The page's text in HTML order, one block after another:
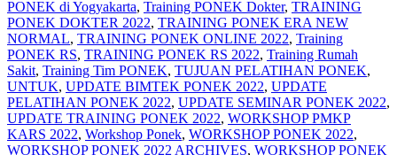
PONEK di Yogyakarta, Training PONEK Dokter, TRAINING
PONEK DOKTER 2022, TRAINING PONEK ERA NEW
NORMAL, TRAINING PONEK ONLINE 2022, Training
PONEK RS, TRAINING PONEK RS 2022, Training Rumah
Sakit, Training Tim PONEK, TUJUAN PELATIHAN PONEK,
UNTUK, UPDATE BIMTEK PONEK 2022, UPDATE
PELATIHAN PONEK 2022, UPDATE SEMINAR PONEK 2022,
UPDATE TRAINING PONEK 2022, WORKSHOP PMKP
KARS 2022, Workshop Ponek, WORKSHOP PONEK 2022,
WORKSHOP PONEK 2022 ARCHIVES, WORKSHOP PONEK